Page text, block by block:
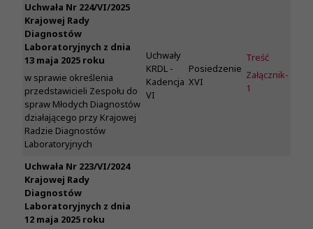
Uchwała Nr 224/VI/2025
Krajowej Rady
Diagnostów
Laboratoryjnych z dnia
13 maja 2025 roku
w sprawie określenia
przedstawicieli Zespołu do
spraw Młodych Diagnostów
działającego przy Krajowej
Radzie Diagnostów
Laboratoryjnych
Uchwały
KRDL -
Kadencja
VI
Posiedzenie
XVI
Treść
Załącznik-
1
Uchwała Nr 223/VI/2024
Krajowej Rady
Diagnostów
Laboratoryjnych z dnia
12 maja 2025 roku